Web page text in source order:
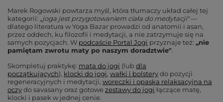
Marek Rogowski powtarza myśl, która tłumaczy układ całej tej
kategorii:
„joga jest przygotowaniem ciała do medytacji" —
dlatego literatura w Yoga Bazar prowadzi od anatomii i asan,
przez oddech, ku filozofii i medytacji, a nie zatrzymuje się na
samych pozycjach. W podcaście Portal Jogi przyznaje też: „nie
pamiętam zwrotu maty po naszym doradztwie".
Skompletuj praktykę: mata do jogi (lub dla
początkujących), klocki do jogi, wałki i bolsterydo pozycji
regeneracyjnych i medytacji, woreczki i opaska relaksacyjna na
oczydo savasany oraz gotowe zestawy do jogi łączące matę,
klocki i pasek w jednej cenie.